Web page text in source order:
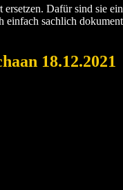
Dafür sind sie
einfach sachlich
18.12.2021